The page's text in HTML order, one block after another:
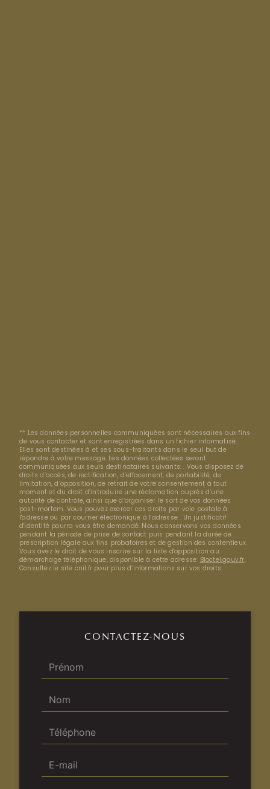
** Les données personnelles communiquées sont nécessaires aux fins
de vous contacter et sont enregistrées dans un fichier informatisé.
Elles sont destinées à et ses sous-traitants dans le seul but de
répondre à votre message. Les données collectées seront
communiquées aux seuls destinataires suivants: . Vous disposez de
droits d’accès, de rectification, d’effacement, de portabilité, de
limitation, d’opposition, de retrait de votre consentement à tout
moment et du droit d’introduire une réclamation auprès d’une
autorité de contrôle, ainsi que d’organiser le sort de vos données
post-mortem. Vous pouvez exercer ces droits par voie postale à
l'adresse ou par courrier électronique à l'adresse . Un justificatif
d'identité pourra vous être demandé. Nous conservons vos données
pendant la période de prise de contact puis pendant la durée de
prescription légale aux fins probatoires et de gestion des contentieux.
Vous avez le droit de vous inscrire sur la liste d'opposition au
démarchage téléphonique, disponible à cette adresse: Bloctel.gouv.fr.
Consultez le site cnil.fr pour plus d’informations sur vos droits.
CONTACTEZ-NOUS